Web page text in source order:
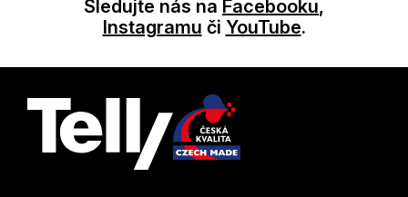
Sledujte nás na Facebooku,
Instagramu či YouTube.